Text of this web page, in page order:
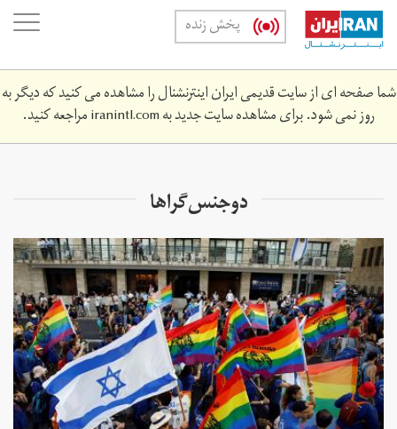
Skip
main
content
پخش زنده
شما صفحه ای از سایت قدیمی ایران اینترنشنال را مشاهده می کنید که دیگر به
روز نمی شود. برای مشاهده سایت جدید بهiranintl.comمراجعه کنید.
دوجنس‌گراها